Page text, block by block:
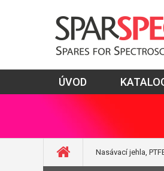
ÚVOD
Nasávací jehla,